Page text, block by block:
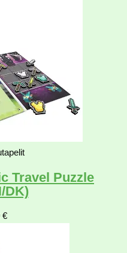
Travel Puzzle
DK)
€